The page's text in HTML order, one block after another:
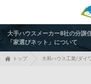
大手ハウスメーカー8社の分譲
「家選びネット」について
トップ 大和ハウス工業/ダイ